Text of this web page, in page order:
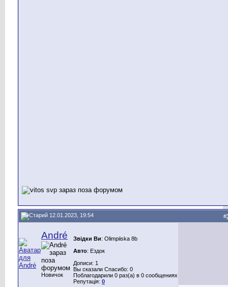
12.01.2023, 19:54 #
André
Новичок
Звідки Ви: Olimpiiska 8b
Авто: Ездок
Дописи: 1
Вы сказали Спасибо: 0
Поблагодарили 0 раз(а) в 0 сообщениях
Репутація: 0